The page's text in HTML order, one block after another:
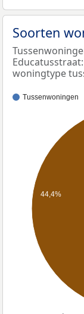
Soorten
woningtype
Tussenwoningen
44,4%